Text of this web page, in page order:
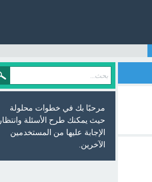
مرحبًا بك في خطوات محلولة
حيث يمكنك طرح الأسئلة وانتظار
الإجابة عليها من المستخدمين
الآخرين.